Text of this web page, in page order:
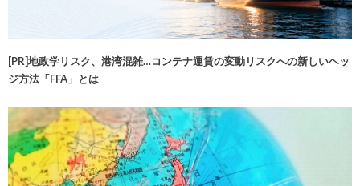
[PR]地政学リスク、港湾混雑…コンテナ運賃の変動リスクへの新しいヘッ
ジ方法「FFA」とは